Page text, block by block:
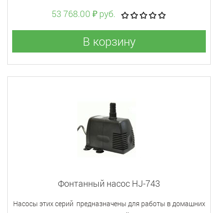
53 768.00 ₽ руб.
В корзину
Фонтанный насос HJ-743
Насосы этих серий предназначены для работы в домашних